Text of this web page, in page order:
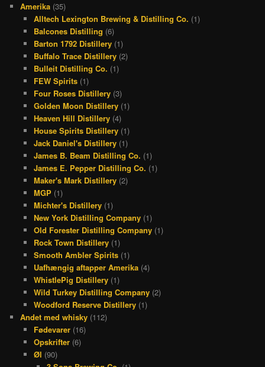
e
b
o
o
k
e
a
d
s
a
g
r
a
m
e
r
e
t
Amerika (35)
Alltech Lexington Brewing & Distilling Co. (1)
Balcones Distilling (6)
Barton 1792 Distillery(1)
Buffalo Trace Distillery(2)
Bulleit Distilling Co. (1)
FEW Spirits(1)
Four Roses Distillery(3)
Golden Moon Distillery(1)
Heaven Hill Distillery(4)
House Spirits Distillery(1)
Jack Daniel's Distillery(1)
James B. Beam Distilling Co. (1)
James E. Pepper Distilling Co. (1)
Maker's Mark Distillery(2)
MGP(1)
Michter's Distillery(1)
New York Distilling Company(1)
Old Forester Distilling Company(1)
Rock Town Distillery(1)
Smooth Ambler Spirits(1)
Uafhængig aftapper Amerika(4)
WhistlePig Distillery(1)
Wild Turkey Distilling Company(2)
Woodford Reserve Distillery(1)
Andet med whisky (112)
Fødevarer(16)
Opskrifter(6)
Øl (90)